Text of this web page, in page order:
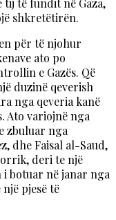
tij të fundit në Gaza,
shkretëtirën.
për të njohur
ato po
e Gazës. Që
duzinë qeverish
nga qeveria kanë
Ato variojnë nga
zbuluar nga
dhe Faisal al-Saud,
deri te një
botuar në janar nga
pjesë të